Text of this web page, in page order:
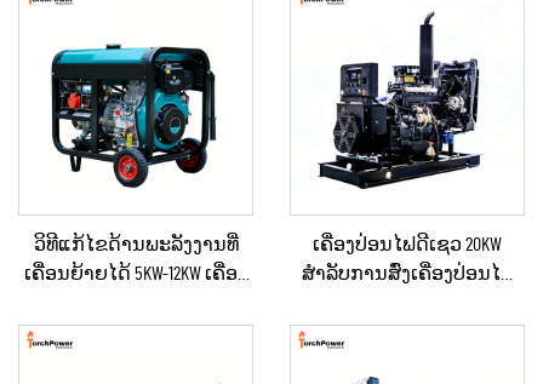
ວິທີແກ້ໄຂດ້ານພະລັງງານທີ່
ເຄື່ອນຍ້າຍໄດ້ 5KW-12KW ເຄື່ອງ
ຮ້ານຄ້າ / ການກໍ່ສ້າງ / ການ
ເຄື່ອງປ່ອນໄຟດີເຊວ 20KW
ສຳລັບການສົ່ງເຄື່ອງປ່ອນໄຟ
ເສິນ ສຳລັບບ້ານ ຫຼື ແຜນການ